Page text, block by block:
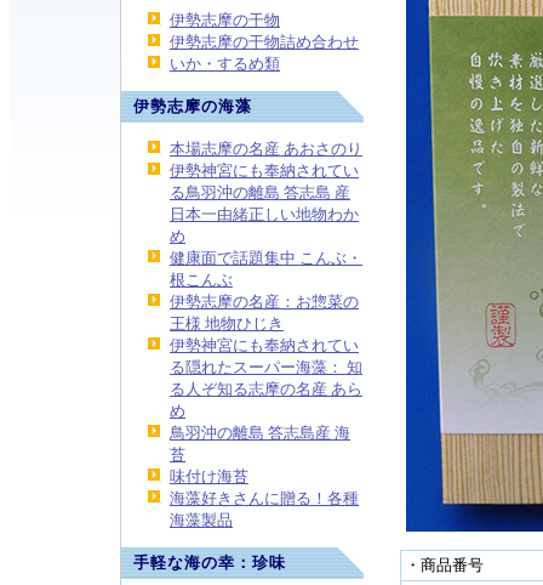
伊勢志摩の干物
伊勢志摩の干物詰め合わせ
いか・するめ類
伊勢志摩の海藻
本場志摩の名産 あおさのり
伊勢神宮にも奉納されてい
る鳥羽沖の離島 答志島 産
日本一由緒正しい地物わか
め
健康面で話題集中 こんぶ・
根こんぶ
伊勢志摩の名産：お惣菜の
王様 地物ひじき
伊勢神宮にも奉納されてい
る隠れたスーパー海藻： 知
る人ぞ知る志摩の名産 あら
め
鳥羽沖の離島 答志島産 海
苔
味付け海苔
海藻好きさんに贈る！各種
海藻製品
手軽な海の幸：珍味
・商品番号